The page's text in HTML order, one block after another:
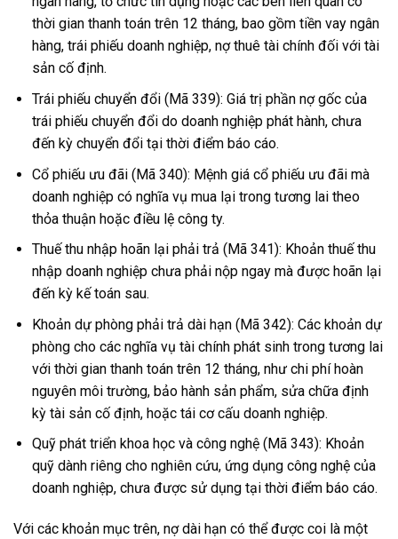
thời gian thanh toán trên 12 tháng, bao gồm tiền vay ngân
hàng, trái phiếu doanh nghiệp, nợ thuê tài chính đối với tài
sản cố định.
Trái phiếu chuyển đổi (Mã 339): Giá trị phần nợ gốc của
trái phiếu chuyển đổi do doanh nghiệp phát hành, chưa
đến kỳ chuyển đổi tại thời điểm báo cáo.
Cổ phiếu ưu đãi (Mã 340): Mệnh giá cổ phiếu ưu đãi mà
doanh nghiệp có nghĩa vụ mua lại trong tương lai theo
thỏa thuận hoặc điều lệ công ty.
Thuế thu nhập hoãn lại phải trả (Mã 341): Khoản thuế thu
nhập doanh nghiệp chưa phải nộp ngay mà được hoãn lại
đến kỳ kế toán sau.
Khoản dự phòng phải trả dài hạn (Mã 342): Các khoản dự
phòng cho các nghĩa vụ tài chính phát sinh trong tương lai
với thời gian thanh toán trên 12 tháng, như chi phí hoàn
nguyên môi trường, bảo hành sản phẩm, sửa chữa định
kỳ tài sản cố định, hoặc tái cơ cấu doanh nghiệp.
Quỹ phát triển khoa học và công nghệ (Mã 343): Khoản
quỹ dành riêng cho nghiên cứu, ứng dụng công nghệ của
doanh nghiệp, chưa được sử dụng tại thời điểm báo cáo.
Với các khoản mục trên, nợ dài hạn có thể được coi là một